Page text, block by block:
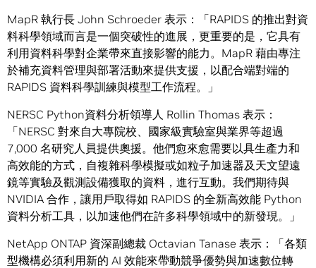
MapR 執行長 John Schroeder 表示：「RAPIDS 的推出對資
料科學領域而言是一個突破性的進展，更重要的是，它具有
利用資料科學對企業帶來直接影響的能力。MapR 藉由專注
於補充資料管理與部署活動來提供支援，以配合端對端的
RAPIDS 資料科學訓練與模型工作流程。」
NERSC Python資料分析領導人 Rollin Thomas 表示：
「NERSC 對來自大專院校、國家級實驗室與業界等超過
7,000 名研究人員提供奧援。他們愈來愈需要以具生產力和
高效能的方式，自複雜科學模擬或如粒子加速器及天文望遠
鏡等實驗及觀測設備獲取的資料，進行互動。我們期待與
NVIDIA 合作，讓用戶取得如 RAPIDS 的全新高效能 Python
資料分析工具，以加速他們在許多科學領域中的新發現。」
NetApp ONTAP 資深副總裁 Octavian Tanase 表示：「各類
型機構必須利用新的 AI 效能來帶動競爭優勢與加速數位轉